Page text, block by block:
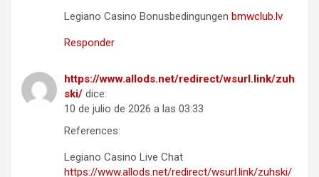
Legiano Casino Bonusbedingungen bmwclub.lv
Responder
https://www.allods.net/redirect/wsurl.link/zuh
ski/ dice:
10 de julio de 2026 a las 03:33
References:
Legiano Casino Live Chat
https://www.allods.net/redirect/wsurl.link/zuhski/